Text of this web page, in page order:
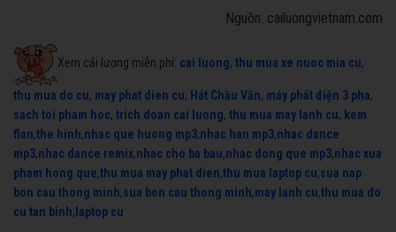
Nguồn: cailuongvietnam.com
Xem cải lương miễn phí: cai luong, thu mua xe nuoc mia cu,
thu mua do cu, may phat dien cu, Hát Chầu Văn, máy phát điện 3 pha,
sach toi pham hoc, trich doan cai luong, thu mua may lanh cu, kem
flan,the hinh,nhac que huong mp3,nhac han mp3,nhac dance
mp3,nhac dance remix,nhac cho ba bau,nhac dong que mp3,nhac xua
pham hong que,thu mua may phat dien,thu mua laptop cu,sua nap
bon cau thong minh,sua bon cau thong minh,may lanh cu,thu mua do
cu tan binh, laptop cu